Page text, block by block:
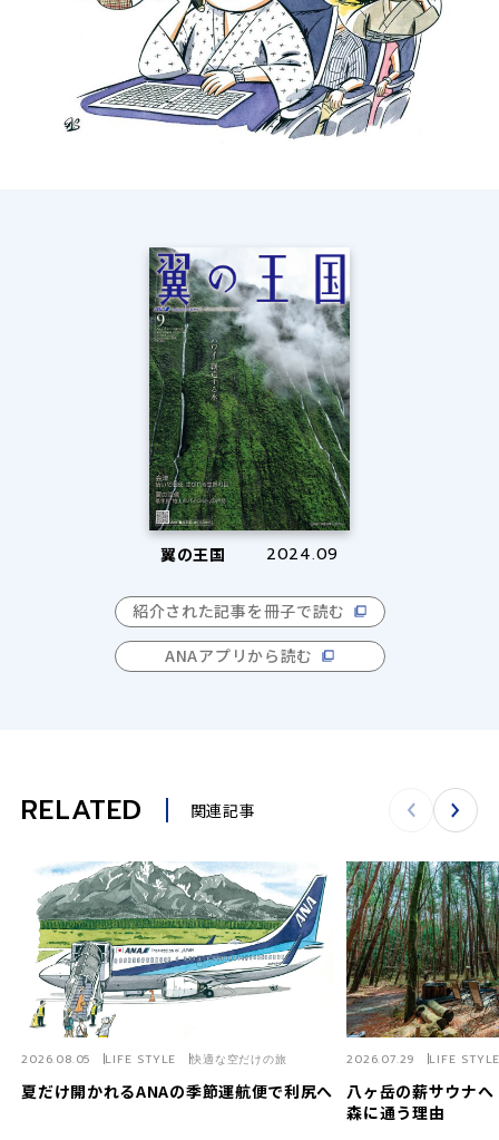
翼の王国 2024.09
紹介された記事を冊子で読む
ANAアプリから読む
RELATED 関連記事
夏だけ開かれるANAの季節運航便で利尻へ
2026.08.05 LIFE STYLE 快適な空だけの旅
八ヶ岳の薪サウナ
森に通う理由
2026.07.29 LIFE